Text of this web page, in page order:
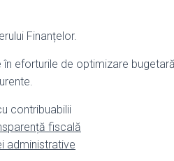
Finanțelor.
în eforturile de optimizare
contribuabilii
fiscală
administrative